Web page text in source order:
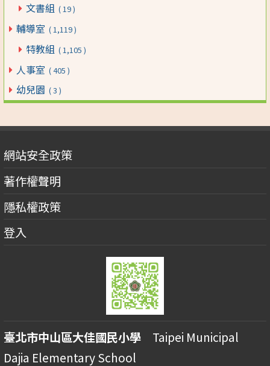
文書組 ( 19 )
輔導室 ( 1,119 )
特教組 ( 1,105 )
人事室 ( 405 )
幼兒園 ( 3 )
網站安全政策
著作權聲明
隱私權政策
登入
臺北市中山區大佳國民小學 Taipei Municipal
Dajia Elementary School